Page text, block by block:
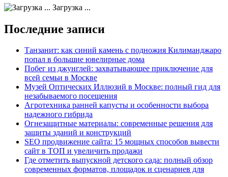
Загрузка ...
Последние записи
Танзанит: как синий камень с подножия Килиманджаро
попал в большие ювелирные дома
Побег из джунглей: захватывающее приключение для
всей семьи в Москве
Музей Оптических Иллюзий в Москве: полный гид для
незабываемого посещения
Агротехника ранней капусты и особенности выбора
надежного гибрида
Огнезащитные материалы: современные решения для
защиты зданий и конструкций
SEO продвижение сайта: 15 мощных способов вывести
сайт в ТОП и увеличить продажи
Где отметить выпускной детского сада: полный обзор
современных форматов, площадок и сценариев для